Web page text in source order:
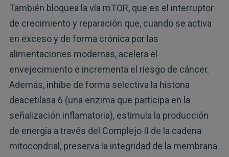
También bloquea la vía mTOR, que es el interruptor
de crecimiento y reparación que, cuando se activa
en exceso y de forma crónica por las
alimentaciones modernas, acelera el
envejecimiento e incrementa el riesgo de cáncer.
Además, inhibe de forma selectiva la histona
deacetilasa 6 (una enzima que participa en la
señalización inflamatoria), estimula la producción
de energía a través del Complejo II de la cadena
mitocondrial, preserva la integridad de la membrana